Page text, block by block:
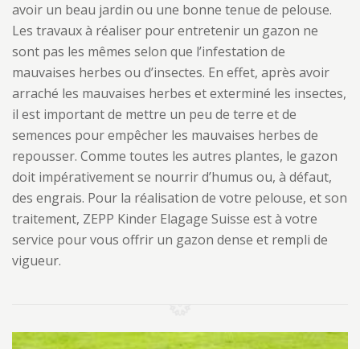
avoir un beau jardin ou une bonne tenue de pelouse.
Les travaux à réaliser pour entretenir un gazon ne
sont pas les mêmes selon que l’infestation de
mauvaises herbes ou d’insectes. En effet, après avoir
arraché les mauvaises herbes et exterminé les insectes,
il est important de mettre un peu de terre et de
semences pour empêcher les mauvaises herbes de
repousser. Comme toutes les autres plantes, le gazon
doit impérativement se nourrir d’humus ou, à défaut,
des engrais. Pour la réalisation de votre pelouse, et son
traitement, ZEPP Kinder Elagage Suisse est à votre
service pour vous offrir un gazon dense et rempli de
vigueur.